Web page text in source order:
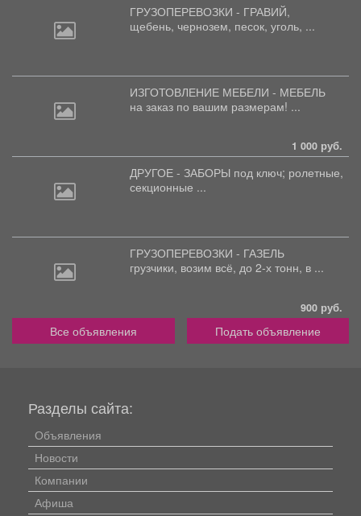
ГРУЗОПЕРЕВОЗКИ - ГРАВИЙ,
щебень, чернозем, песок, уголь, ...
ИЗГОТОВЛЕНИЕ МЕБЕЛИ - МЕБЕЛЬ
на заказ по вашим размерам! ...
1 000 руб.
ДРУГОЕ - ЗАБОРЫ под ключ; ролетные,
секционные ...
ГРУЗОПЕРЕВОЗКИ - ГАЗЕЛЬ
грузчики, возим всё, до 2-х тонн, в ...
900 руб.
Все объявления Подать объявление
Разделы сайта:
Объявления
Новости
Компании
Афиша